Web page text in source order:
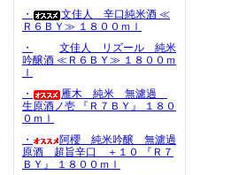
・
文佳人 辛口純米酒 ≪
Ｒ６ＢＹ≫ １８００ｍｌ
・
文佳人 リズール 純米
吟醸酒 ≪Ｒ６ＢＹ≫ １８００ｍ
ｌ
・
雁木 純米 無濾過
生原酒ノ壱 『Ｒ７ＢＹ』 １８０
０ｍｌ
・
阿櫻 純米吟醸 無濾過
原酒 超旨辛口 ＋１０ 『Ｒ７
ＢＹ』 １８００ｍｌ